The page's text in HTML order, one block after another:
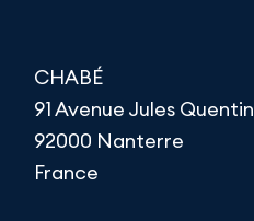
CHABÉ
91 Avenue Jules Quentin
92000 Nanterre
France